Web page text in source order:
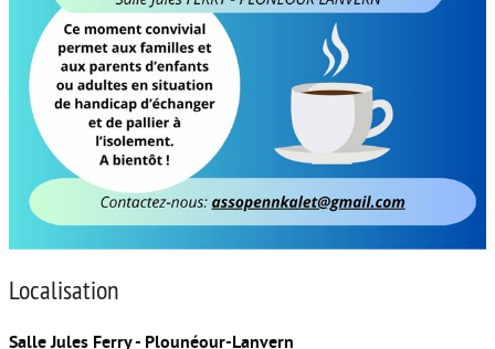
Localisation
Salle Jules Ferry - Plounéour-Lanvern